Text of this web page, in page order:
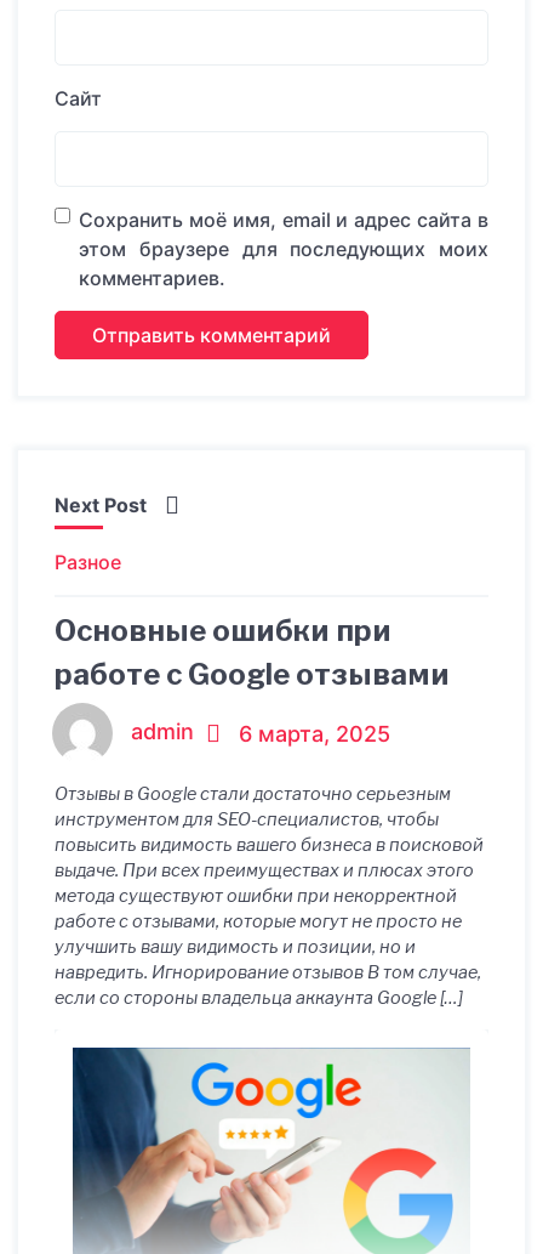
Сайт
Сохранить моё имя, email и адрес сайта в
этом браузере для последующих моих
комментариев.
Next Post
Разное
Основные ошибки при
работе с Google отзывами
admin 6 марта, 2025
Отзывы в Google стали достаточно серьезным
инструментом для SEO-специалистов, чтобы
повысить видимость вашего бизнеса в поисковой
выдаче. При всех преимуществах и плюсах этого
метода существуют ошибки при некорректной
работе с отзывами, которые могут не просто не
улучшить вашу видимость и позиции, но и
навредить. Игнорирование отзывов В том случае,
если со стороны владельца аккаунта Google […]